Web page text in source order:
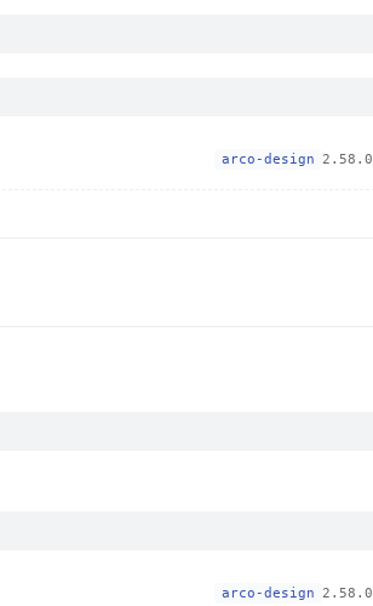
arco-design 2.58.0
arco-design 2.58.0